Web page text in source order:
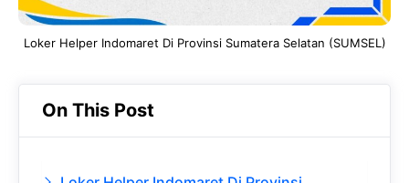
Loker Helper Indomaret Di Provinsi Sumatera Selatan (SUMSEL)
On This Post